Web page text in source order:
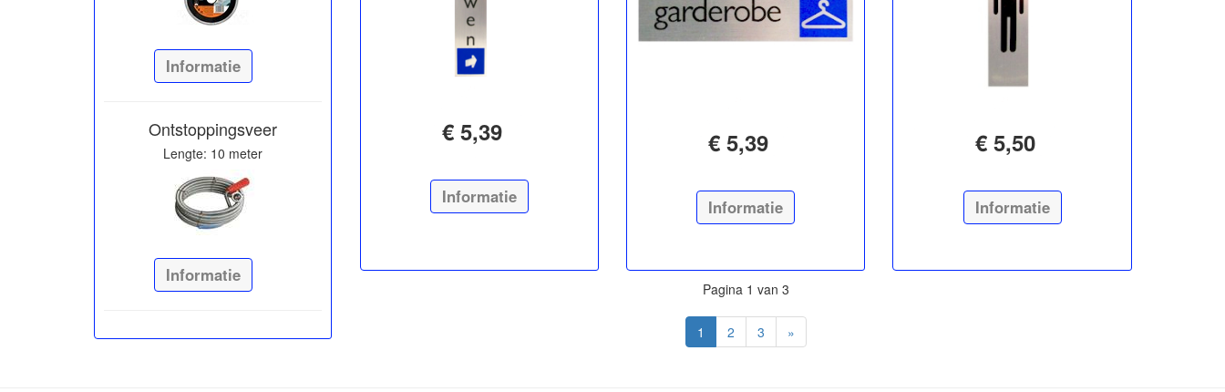
Informatie
Ontstoppingsveer
Lengte: 10 meter
Informatie
€ 5,39
Informatie
€ 5,39
Informatie
€ 5,50
Informatie
Pagina 1 van 3
1 2 3 »